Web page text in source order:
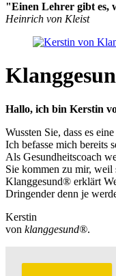
"Einen Lehrer gibt es,
Heinrich von Kleist
Hallo, ich bin Kerstin
Wussten Sie, dass es
Ich befasse mich bereits
Als Gesundheitscoach
Sie kommen zu mir,
Klanggesund® erklärt
Dringender denn je
Kerstin
von klanggesund®.